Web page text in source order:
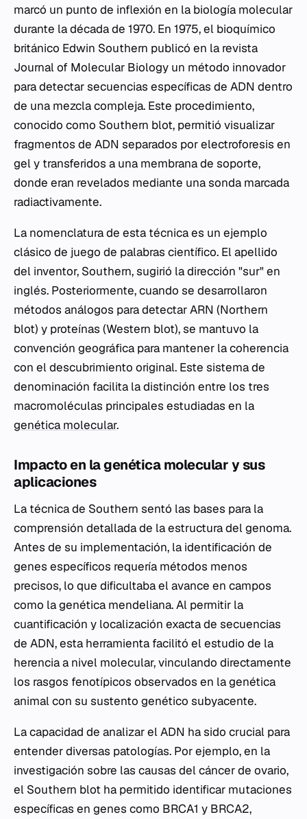
marcó un punto de inflexión en la biología molecular
durante la década de 1970. En 1975, el bioquímico
británico Edwin Southern publicó en la revista
Journal of Molecular Biology un método innovador
para detectar secuencias específicas de ADN dentro
de una mezcla compleja. Este procedimiento,
conocido como Southern blot, permitió visualizar
fragmentos de ADN separados por electroforesis en
gel y transferidos a una membrana de soporte,
donde eran revelados mediante una sonda marcada
radiactivamente.
La nomenclatura de esta técnica es un ejemplo
clásico de juego de palabras científico. El apellido
del inventor, Southern, sugirió la dirección "sur" en
inglés. Posteriormente, cuando se desarrollaron
métodos análogos para detectar ARN (Northern
blot) y proteínas (Western blot), se mantuvo la
convención geográfica para mantener la coherencia
con el descubrimiento original. Este sistema de
denominación facilita la distinción entre los tres
macromoléculas principales estudiadas en la
genética molecular.
Impacto en la genética molecular y sus
aplicaciones
La técnica de Southern sentó las bases para la
comprensión detallada de la estructura del genoma.
Antes de su implementación, la identificación de
genes específicos requería métodos menos
precisos, lo que dificultaba el avance en campos
como la genética mendeliana. Al permitir la
cuantificación y localización exacta de secuencias
de ADN, esta herramienta facilitó el estudio de la
herencia a nivel molecular, vinculando directamente
los rasgos fenotípicos observados en la genética
animal con su sustento genético subyacente.
La capacidad de analizar el ADN ha sido crucial para
entender diversas patologías. Por ejemplo, en la
investigación sobre las causas del cáncer de ovario,
el Southern blot ha permitido identificar mutaciones
específicas en genes como BRCA1 y BRCA2,